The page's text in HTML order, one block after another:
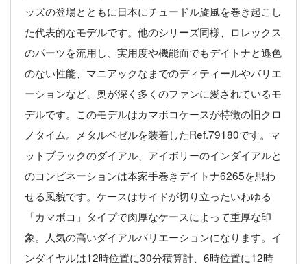
ッズの登場とともに日本にチュードル旋風を巻き起こし
た代表的なモデルです。他のシリーズ同様、ロレックス
のパーツを流用し、実用度や機能面でもデイトナと遜色
のない性能、マニアックなまでのディティールやバリエ
ーションなど、奥が深く多くのファンに愛されているモ
デルです。このモデルはカマボコケースが特徴の旧クロ
ノタイム。メタルベゼルを装着したRef.79180です。マ
ットブラックのダイアル、アイボリーのインダイアルと
のコンビネーションは本家手巻きデイトナ6265を思わ
せる風貌です。ケースはサイドが切り立ったいわゆる
「カマボコ」タイプで肉厚なケースによって重厚な印
象。人気の高いダイアルバリエーションになります。イ
ンダイヤルは12時位置に30分積算計、6時位置に12時